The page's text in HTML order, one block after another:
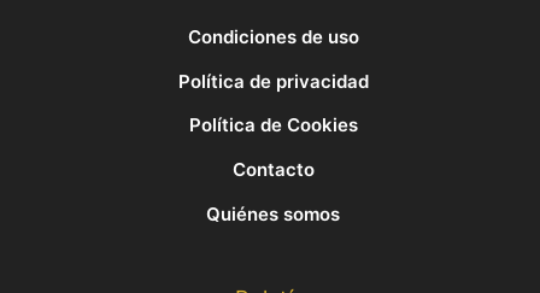
Condiciones de uso
Política de privacidad
Política de Cookies
Contacto
Quiénes somos